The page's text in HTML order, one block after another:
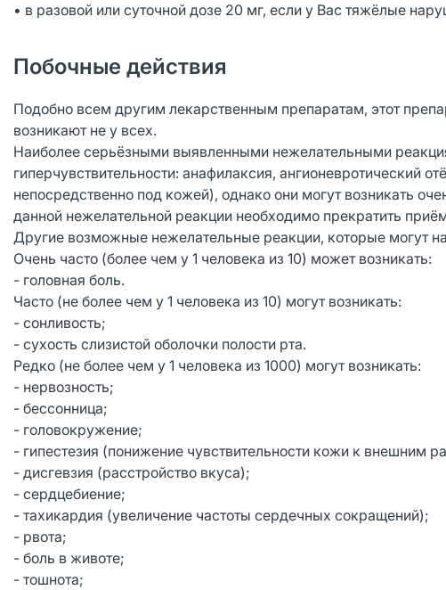
• в разовой или суточной дозе 20 мг, если у Вас тяжёлые
Побочные действия
Подобно всем другим лекарственным препаратам, этот
возникают не у всех.
Наиболее серьёзными выявленными нежелательными
гиперчувствительности: анафилаксия, ангионевротический
непосредственно под кожей), однако они могут возникать
данной нежелательной реакции необходимо прекратить
Другие возможные нежелательные реакции, которые могут
Очень часто (более чем у 1 человека из 10) может возникать:
- головная боль.
Часто (не более чем у 1 человека из 10) могут возникать:
- сонливость;
- сухость слизистой оболочки полости рта.
Редко (не более чем у 1 человека из 1000) могут возникать:
- нервозность;
- бессонница;
- головокружение;
- гипестезия (понижение чувствительности кожи к внешним
- дисгевзия (расстройство вкуса);
- сердцебиение;
- тахикардия (увеличение частоты сердечных сокращений);
- рвота;
- боль в животе;
- тошнота;